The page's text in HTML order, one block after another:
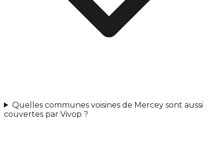
Quelles communes voisines de Mercey sont aussi
couvertes par Vivop ?